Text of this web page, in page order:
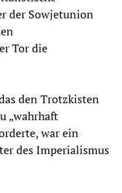
der Sowjetunion
Tor die
den Trotzkisten
„wahrhaft
war ein
des Imperialismus